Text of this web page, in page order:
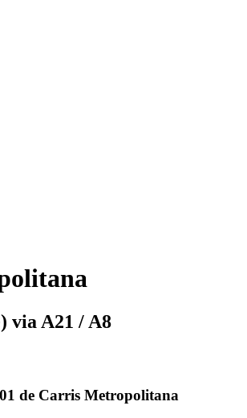
via A21 / A8
de Carris Metropolitana